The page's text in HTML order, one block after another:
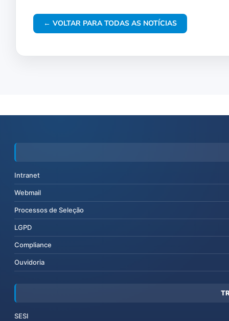
← VOLTAR PARA TODAS AS NOTÍCIAS
Intranet
Webmail
Processos de Seleção
LGPD
Compliance
Ouvidoria
SESI